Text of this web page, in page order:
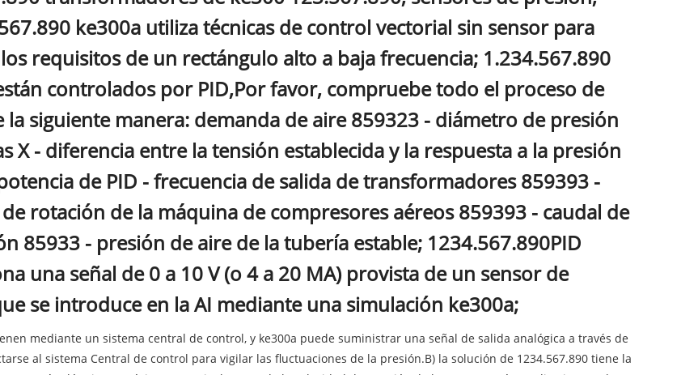
ke300a utiliza técnicas de control vectorial sin sensor para
requisitos de un rectángulo alto a baja frecuencia; 1.234.567.890
controlados por PID,Por favor, compruebe todo el proceso de
la siguiente manera: demanda de aire 859323 - diámetro de presión
X - diferencia entre la tensión establecida y la respuesta a la presión
de PID - frecuencia de salida de transformadores 859393 -
rotación de la máquina de compresores aéreos 859393 - caudal de
85933 - presión de aire de la tubería estable; 1234.567.890PID
una señal de 0 a 10 V (o 4 a 20 MA) provista de un sensor de
se introduce en la AI mediante una simulación ke300a;
mediante un sistema central de control, y ke300a puede suministrar una señal de salida analógica a través de
al sistema Central de control para vigilar las fluctuaciones de la presión.B) la solución de 1234.567.890 tiene la